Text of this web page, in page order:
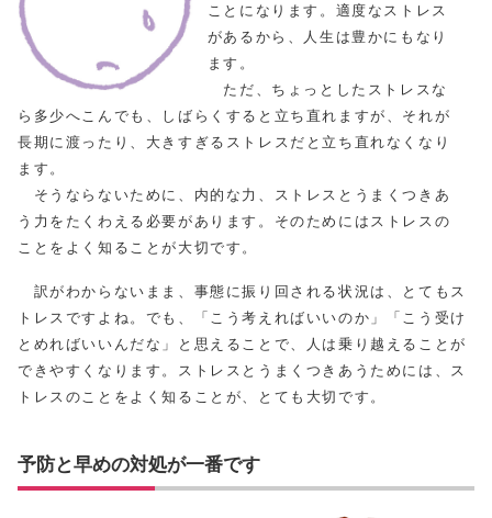
ことになります。適度なストレス
があるから、人生は豊かにもなり
ます。
ただ、ちょっとしたストレスな
ら多少へこんでも、しばらくすると立ち直れますが、それが
長期に渡ったり、大きすぎるストレスだと立ち直れなくなり
ます。
そうならないために、内的な力、ストレスとうまくつきあ
う力をたくわえる必要があります。そのためにはストレスの
ことをよく知ることが大切です。
訳がわからないまま、事態に振り回される状況は、とてもス
トレスですよね。でも、「こう考えればいいのか」「こう受け
とめればいいんだな」と思えることで、人は乗り越えることが
できやすくなります。ストレスとうまくつきあうためには、ス
トレスのことをよく知ることが、とても大切です。
予防と早めの対処が一番です